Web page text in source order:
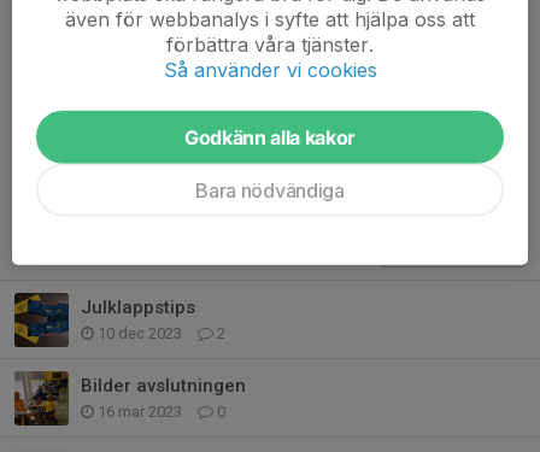
Kamal (Neohs pappa) på 073-7322391
Julklappstips
10 dec 2023 2
Bilder avslutningen
16 mar 2023 0
även för webbanalys i syfte att hjälpa oss att
förbättra våra tjänster.
Så använder vi cookies
Godkänn alla kakor
Bara nödvändiga